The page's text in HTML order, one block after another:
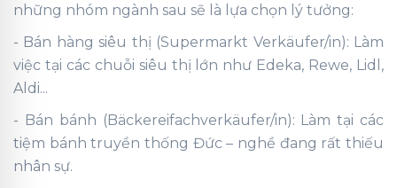
những nhóm ngành sau sẽ là lựa chọn lý tưởng:
- Bán hàng siêu thị (Supermarkt Verkäufer/in): Làm
việc tại các chuỗi siêu thị lớn như Edeka, Rewe, Lidl,
Aldi...
- Bán bánh (Bäckereifachverkäufer/in): Làm tại các
tiệm bánh truyền thống Đức – nghề đang rất thiếu
nhân sự.